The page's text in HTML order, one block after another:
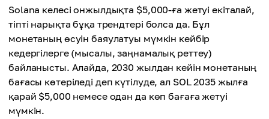
Solana келесі онжылдықта $5,000-ға жетуі екіталай,
тіпті нарықта бұқа трендтері болса да. Бұл
монетаның өсуін баяулатуы мүмкін кейбір
кедергілерге (мысалы, заңнамалық реттеу)
байланысты. Алайда, 2030 жылдан кейін монетаның
бағасы көтеріледі деп күтілуде, ал SOL 2035 жылға
қарай $5,000 немесе одан да көп бағаға жетуі
мүмкін.